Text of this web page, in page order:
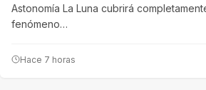
Astonomía La Luna cubrirá
fenómeno…
Hace 7 horas